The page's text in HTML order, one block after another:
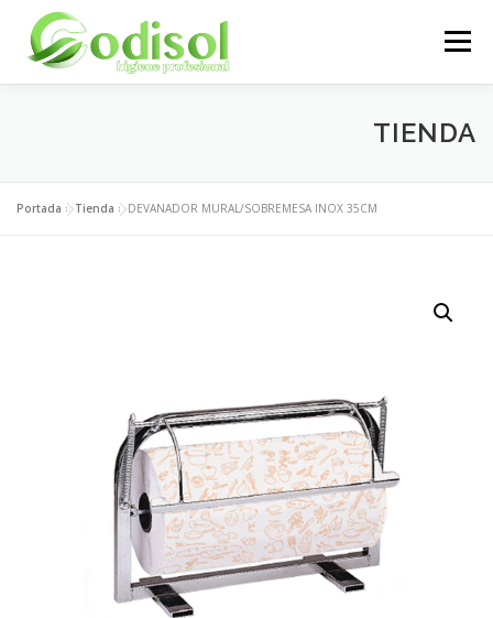
contenido
Menú
ÁREA CLIENTES CONTACTO
TIENDA
Portada »Tienda »DEVANADOR MURAL/SOBREMESA INOX 35CM